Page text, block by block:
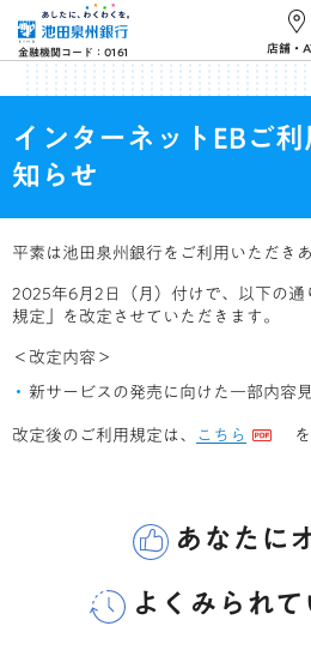
金融機関コード：0161 店舗・
インターネットEBご
知らせ
平素は池田泉州銀行をご利用いただき
2025年6月2日（月）付けで、以下の通
規定」を改定させていただきます。
＜改定内容＞
新サービスの発売に向けた一部内容
改定後のご利用規定は、 こちら を
あなたに
よくみられ